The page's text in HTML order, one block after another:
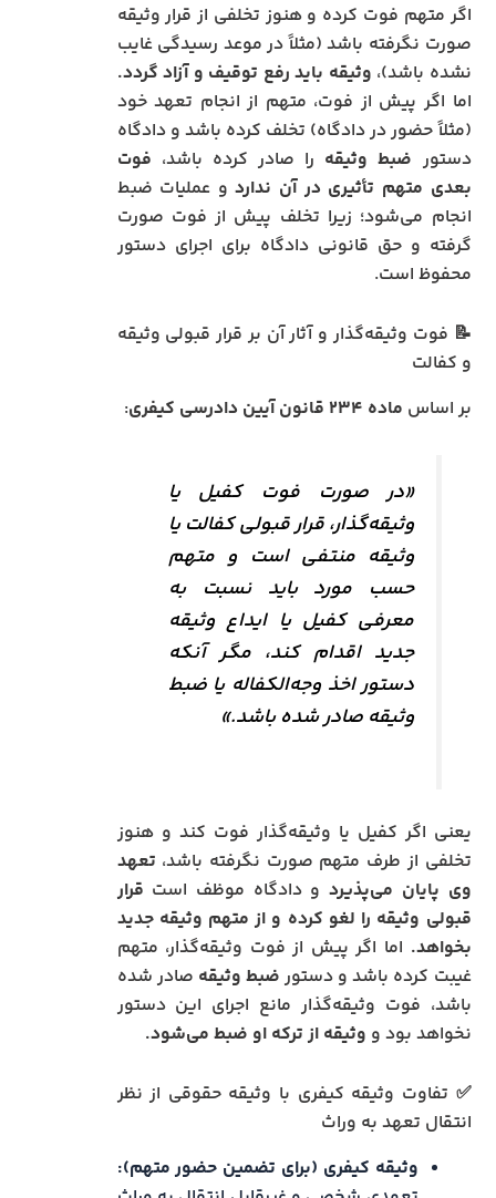
اگر متهم فوت کرده و هنوز تخلفی از قرار وثیقه
صورت نگرفته باشد (مثلاً در موعد رسیدگی غایب
نشده باشد)، وثیقه باید رفع توقیف و آزاد گردد.
اما اگر پیش از فوت، متهم از انجام تعهد خود
(مثلاً حضور در دادگاه) تخلف کرده باشد و دادگاه
دستور ضبط وثیقه را صادر کرده باشد، فوت
بعدی متهم تأثیری در آن نداردو عملیات ضبط
انجام می‌شود؛ زیرا تخلف پیش از فوت صورت
گرفته و حق قانونی دادگاه برای اجرای دستور
محفوظ است.
📝 فوت وثیقه‌گذار و آثار آن بر قرار قبولی وثیقه
و کفالت
بر اساس ماده ۲۳۴ قانون آیین دادرسی کیفری :
«در صورت فوت کفیل یا
وثیقه‌گذار، قرار قبولی کفالت یا
وثیقه منتفی است و متهم
حسب مورد باید نسبت به
معرفی کفیل یا ایداع وثیقه
جدید اقدام کند، مگر آنکه
دستور اخذ وجه‌الکفاله یا ضبط
وثیقه صادر شده باشد.»
یعنی اگر کفیل یا وثیقه‌گذار فوت کند و هنوز
تخلفی از طرف متهم صورت نگرفته باشد، تعهد
وی پایان می‌پذیردو دادگاه موظف است قرار
قبولی وثیقه را لغو کرده و از متهم وثیقه جدید
بخواهد. اما اگر پیش از فوت وثیقه‌گذار، متهم
غیبت کرده باشد و دستور ضبط وثیقه صادر شده
باشد، فوت وثیقه‌گذار مانع اجرای این دستور
نخواهد بود و وثیقه از ترکه او ضبط می‌شود.
✅ تفاوت وثیقه کیفری با وثیقه حقوقی از نظر
انتقال تعهد به وراث
وثیقه کیفری (برای تضمین حضور متهم):